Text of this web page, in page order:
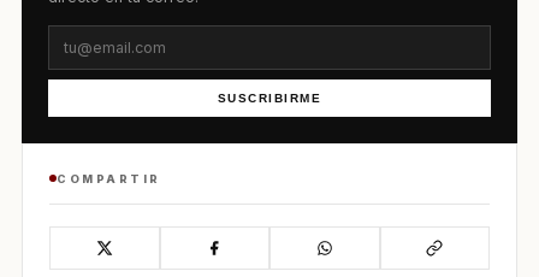
SUSCRIBIRME
COMPARTIR